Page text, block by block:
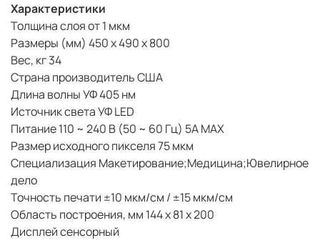
Характеристики
Толщина слоя от 1 мкм
Размеры (мм) 450 х 490 х 800
Вес, кг 34
Страна производитель США
Длина волны УФ 405 нм
Источник света УФ LED
Питание 110 ~ 240 В (50 ~ 60 Гц) 5A MAX
Размер исходного пикселя 75 мкм
Специализация Макетирование;Медицина;Ювелирное
дело
Точность печати ±10 мкм/см / ±15 мкм/см
Область построения, мм 144 х 81 х 200
Дисплей сенсорный